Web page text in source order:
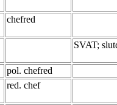
chefred
SVAT;
pol. chefred
red. chef